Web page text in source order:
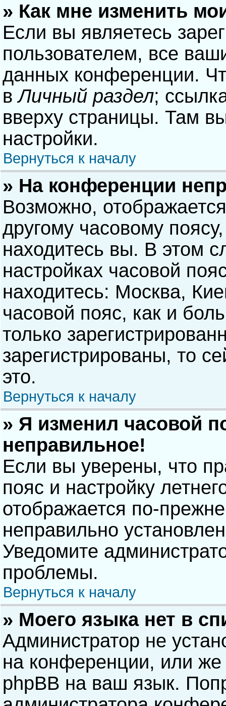
» Как мне изменить
Если вы являетесь
пользователем, все
данных конференции.
вЛичный раздел;
вверху страницы. Там
настройки.
Вернуться к началу
» На конференции
Возможно,
другому часовому
находитесь вы. В этом
настройках часовой
находитесь: Москва,
часовой пояс, как и
только
зарегистрированы, то
это.
Вернуться к началу
» Я изменил часовой
неправильное!
Если вы уверены, что
пояс и настройку
отображается по-
неправильно
Уведомите
проблемы.
Вернуться к началу
» Моего языка нет в
Администратор не
на конференции, или же
phpBB на ваш язык.